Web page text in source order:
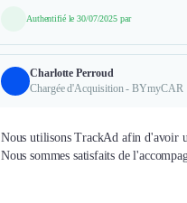
Authentifié le 30/07/2025 par
Charlotte Perroud
Chargée d'Acquisition - BYmyCAR
Nous utilisons TrackAd afin d'avoir
Nous sommes satisfaits de